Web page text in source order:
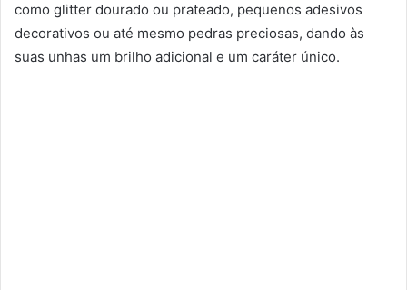
como glitter dourado ou prateado, pequenos adesivos
decorativos ou até mesmo pedras preciosas, dando às
suas unhas um brilho adicional e um caráter único.